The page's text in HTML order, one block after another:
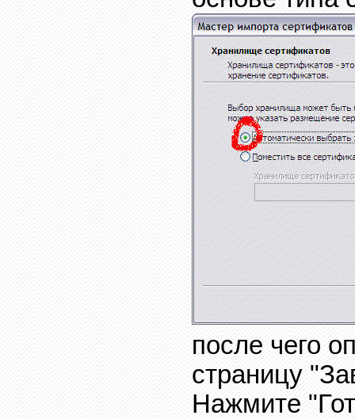
после чего
страницу
Нажмите